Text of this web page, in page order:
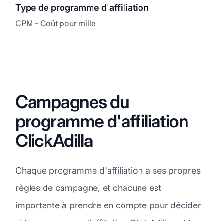
Type de programme d'affiliation
CPM - Coût pour mille
Campagnes du
programme d'affiliation
ClickAdilla
Chaque programme d'affiliation a ses propres
règles de campagne, et chacune est
importante à prendre en compte pour décider